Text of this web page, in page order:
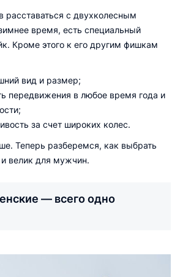
расставаться с двухколесным
время, есть специальный
Кроме этого к его другим фишкам
вид и размер;
передвижения в любое время года и
за счет широких колес.
Теперь разберемся, как выбрать
велик для мужчин.
— всего одно